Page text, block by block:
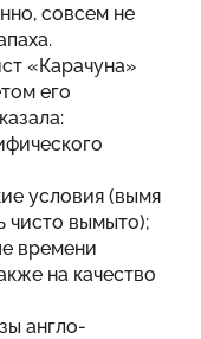
совсем не
«Карачуна»
его
условия (вымя
чисто вымыто);
времени
на качество
англо-